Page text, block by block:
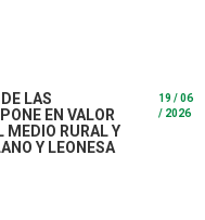
LAS
EN VALOR
MEDIO RURAL Y
Y LEONESA
19 / 06
/ 2026